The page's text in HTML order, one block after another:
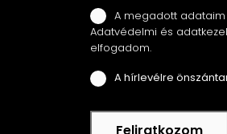
A megadott adataim
Adatvédelmi és adatkezelési
elfogadom.
A hírlevélre
Feliratkozom